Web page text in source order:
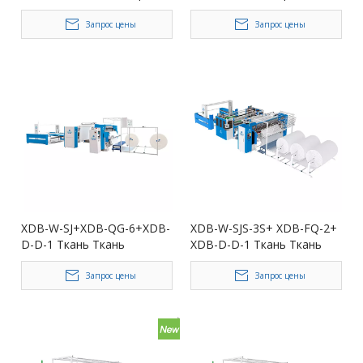
Многоименовый
стегающий режущий
Запрос цены
Компьютерная цепная
Запрос цены
XDB-W-SJ+XDB-QG-6+XDB-
D-D-1 Ткань Ткань
Полностью
автоматическая
компьютеризированная
резак
Запрос цены
XDB-W-SJS-3S+ XDB-FQ-2+
XDB-D-D-1 Ткань Ткань
Полностью
автоматическая
сверхвысокая скорость
погашения и резка+
Запрос цены